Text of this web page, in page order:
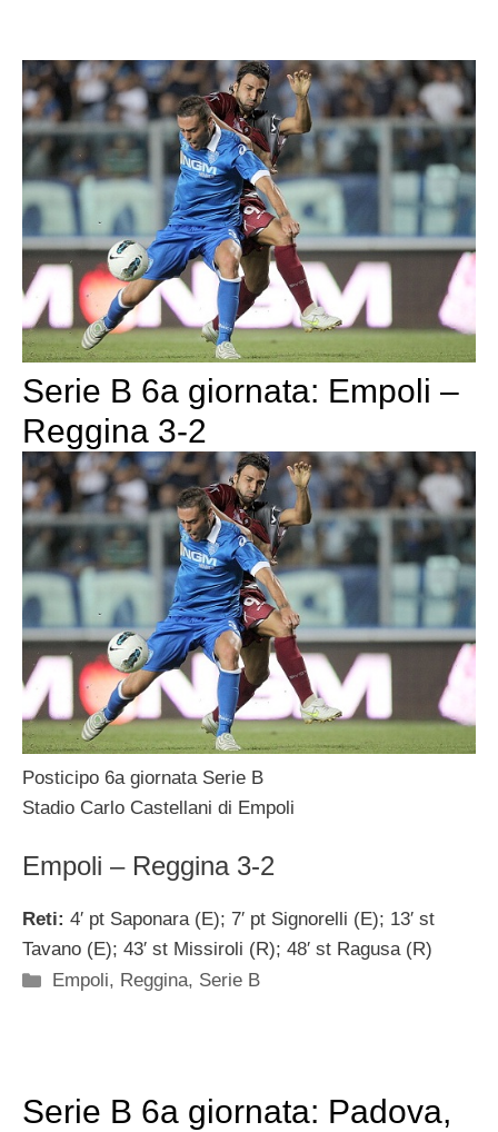
Serie B 6a giornata: Empoli –
Reggina 3-2
Posticipo 6a giornata Serie B
Stadio Carlo Castellani di Empoli
Empoli – Reggina 3-2
Reti: 4′ pt Saponara (E); 7′ pt Signorelli (E); 13′ st
Tavano (E); 43′ st Missiroli (R); 48′ st Ragusa (R)
Categorie
Empoli, Reggina, Serie B
Serie B 6a giornata: Padova,